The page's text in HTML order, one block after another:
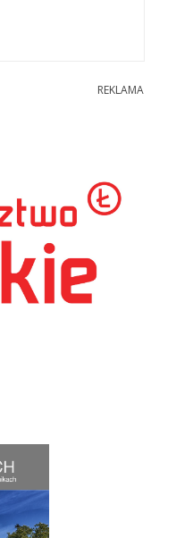
REKLAMA